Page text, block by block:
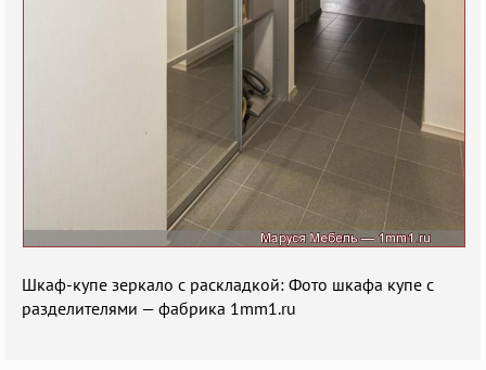
Шкаф-купе зеркало с раскладкой: Фото шкафа купе с
разделителями — фабрика 1mm1.ru